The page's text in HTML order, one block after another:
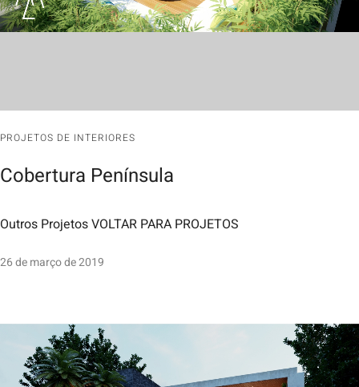
PROJETOS DE INTERIORES
Cobertura Península
Outros Projetos VOLTAR PARA PROJETOS
26 de março de 2019